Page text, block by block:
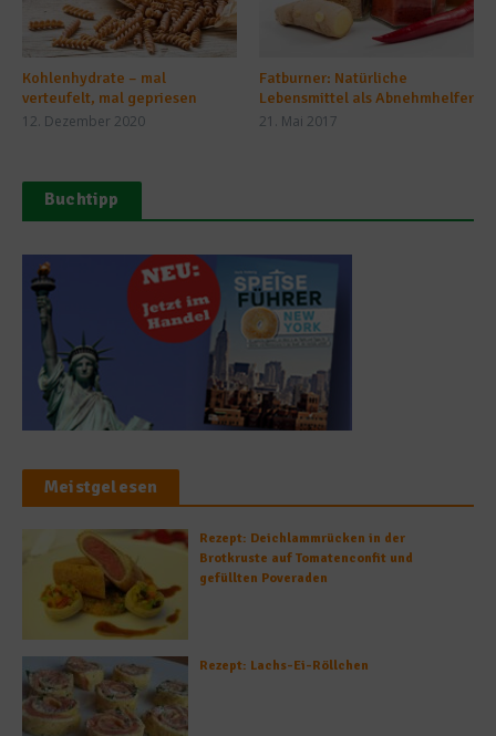
Kohlenhydrate – mal
verteufelt, mal gepriesen
12. Dezember 2020
Fatburner: Natürliche
Lebensmittel als Abnehmhelfer
21. Mai 2017
Buchtipp
Meistgelesen
Rezept: Deichlammrücken in der
Brotkruste auf Tomatenconfit und
gefüllten Poveraden
Rezept: Lachs-Ei-Röllchen